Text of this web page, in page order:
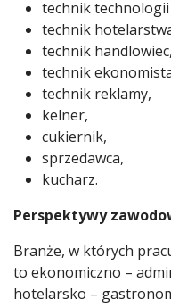
technik technologii
technik
technik handlowiec,
technik
technik reklamy,
kelner,
cukiernik,
sprzedawca,
kucharz.
Perspektywy
Branże, w których
to ekonomiczno –
hotelarsko –